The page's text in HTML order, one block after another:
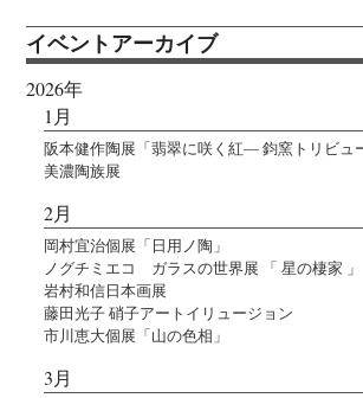
イベントアーカイブ
2026年
1月
阪本健作陶展「翡翠に咲く紅― 鈞窯トリビュ
美濃陶族展
2月
岡村宜治個展「日用ノ陶」
ノグチミエコ ガラスの世界展 「 星の棲家 」
岩村和信日本画展
藤田光子 硝子アートイリュージョン
市川恵大個展「山の色相」
3月